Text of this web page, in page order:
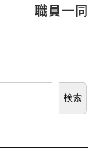
職員一同
検索